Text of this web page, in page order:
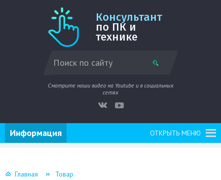
Консультант
по ПК и
технике
Смотрите наши видео на Youtube и в социальных
сетях
ОТКРЫТЬ МЕНЮ
Информация
Главная Товар